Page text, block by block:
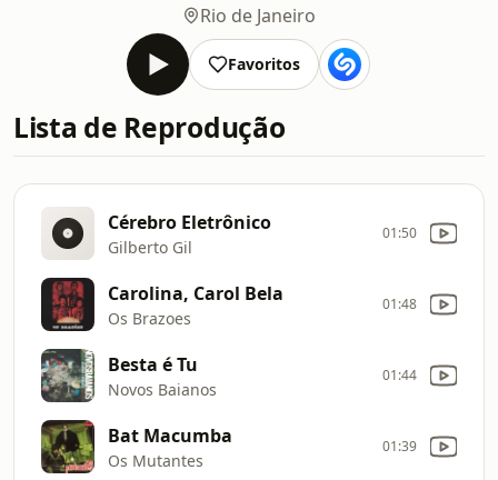
Rio de Janeiro
Favoritos
Lista de Reprodução
Cérebro Eletrônico
Gilberto Gil
01:50
Carolina, Carol Bela
Os Brazoes
01:48
Besta é Tu
Novos Baianos
01:44
Bat Macumba
Os Mutantes
01:39